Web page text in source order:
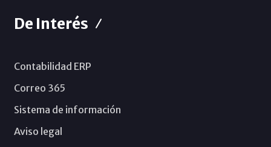
De Interés
Contabilidad ERP
Correo 365
Sistema de información
Aviso legal